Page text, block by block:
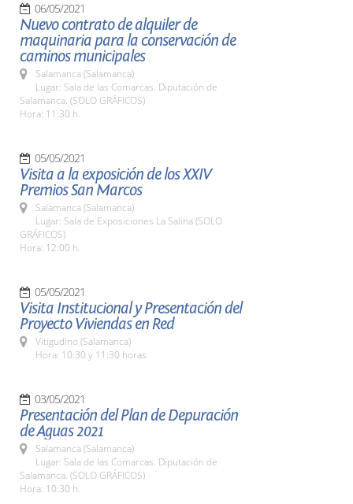
06/05/2021
Nuevo contrato de alquiler de
maquinaria para la conservación de
caminos municipales
Salamanca (Salamanca)
Lugar: Sala de las Comarcas. Diputación de
Salamanca. (SOLO GRÁFICOS)
Hora: 11:30 h.
05/05/2021
Visita a la exposición de los XXIV
Premios San Marcos
Salamanca (Salamanca)
Lugar: Sala de Exposiciones La Salina (SOLO
GRÁFICOS)
Hora: 12:00 h.
05/05/2021
Visita Institucional y Presentación del
Proyecto Viviendas en Red
Vitigudino (Salamanca)
Hora: 10:30 y 11:30 horas
03/05/2021
Presentación del Plan de Depuración
de Aguas 2021
Salamanca (Salamanca)
Lugar: Sala de las Comarcas. Diputación de
Salamanca. (SOLO GRÁFICOS)
Hora: 10:30 h.